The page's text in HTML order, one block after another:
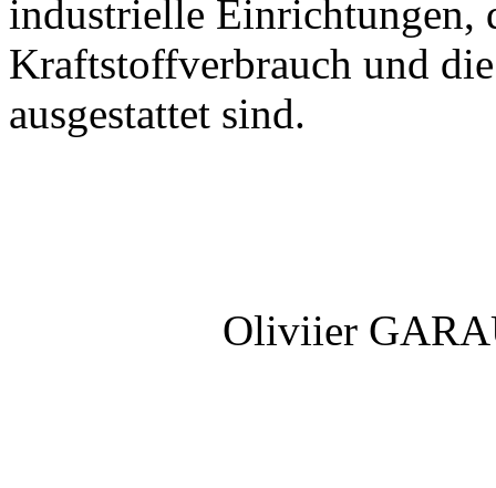
industrielle Einrichtungen,
Kraftstoffverbrauch und die
ausgestattet sind.
Oliviier